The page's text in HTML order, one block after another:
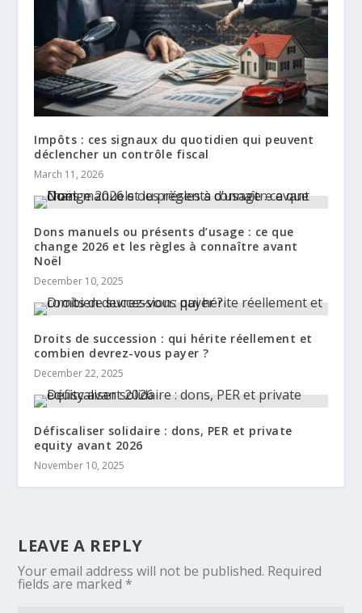
Impôts : ces signaux du quotidien qui peuvent
déclencher un contrôle fiscal
March 11, 2026
Dons manuels ou présents d’usage : ce que
change 2026 et les règles à connaître avant
Noël
December 10, 2025
Droits de succession : qui hérite réellement et
combien devrez-vous payer ?
December 22, 2025
Défiscaliser solidaire : dons, PER et private
equity avant 2026
November 10, 2025
LEAVE A REPLY
Your email address will not be published. Required
fields are marked *